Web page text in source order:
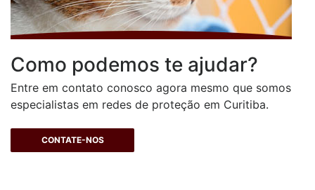
Como podemos te ajudar?
Entre em contato conosco agora mesmo que somos
especialistas em redes de proteção em Curitiba.
CONTATE-NOS